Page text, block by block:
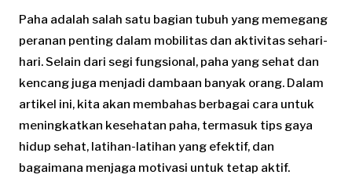
Paha adalah salah satu bagian tubuh yang memegang
peranan penting dalam mobilitas dan aktivitas sehari-
hari. Selain dari segi fungsional, paha yang sehat dan
kencang juga menjadi dambaan banyak orang. Dalam
artikel ini, kita akan membahas berbagai cara untuk
meningkatkan kesehatan paha, termasuk tips gaya
hidup sehat, latihan-latihan yang efektif, dan
bagaimana menjaga motivasi untuk tetap aktif.